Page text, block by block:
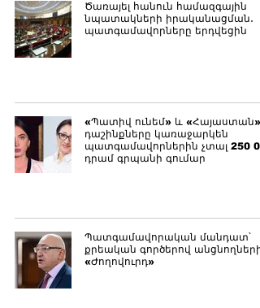
Ծառայել հանուն համազգային
նպատակների իրականացման․
պատգամավորները երդվեցին
«Պատիվ ունեմ» և «Հայաստան»
դաշինքները կառաջարկեն
պատգամավորներին չտալ 250
դրամ գրպանի գումար
Պատգամավորական մանդատ՝
քրեական գործերով
«Ժողովուրդ»